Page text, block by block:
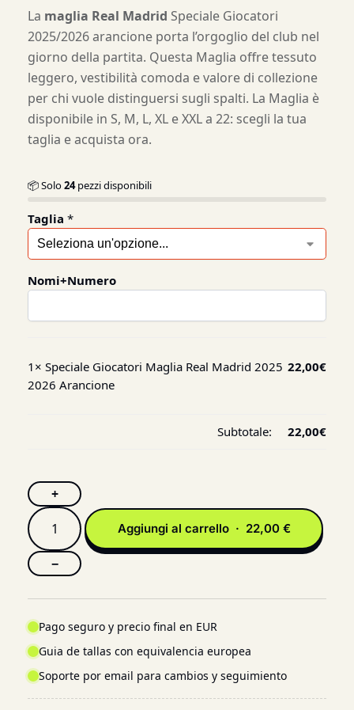
La maglia Real Madrid Speciale Giocatori
2025/2026 arancione porta l’orgoglio del club nel
giorno della partita. Questa Maglia offre tessuto
leggero, vestibilità comoda e valore di collezione
per chi vuole distinguersi sugli spalti. La Maglia è
disponibile in S, M, L, XL e XXL a 22: scegli la tua
taglia e acquista ora.
📦 Solo24pezzi disponibili
Taglia *
Nomi+Numero
1× Speciale Giocatori Maglia Real Madrid 2025
2026 Arancione
22,00€
Subtotale: 22,00€
+
−
Aggiungi al carrello · 22,00 €
Pago seguro y precio final en EUR
Guia de tallas con equivalencia europea
Soporte por email para cambios y seguimiento